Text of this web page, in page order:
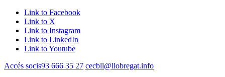
Link to Facebook
Link to X
Link to Instagram
Link to LinkedIn
Link to Youtube
Accés socis93 666 35 27 cecbll@llobregat.info